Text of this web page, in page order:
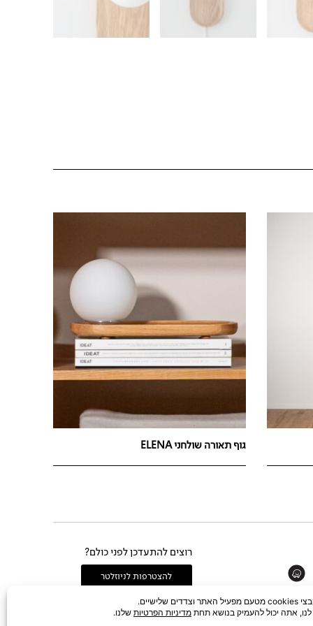
גוף תאורה שולחני ELENA
רוצים להתעדכן לפני כולם?
להצטרפות לניוזלטר